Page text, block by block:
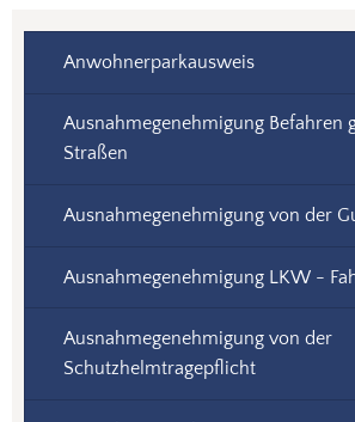
Anwohnerparkausweis
Ausnahmegenehmigung Befahren
Straßen
Ausnahmegenehmigung von der
Ausnahmegenehmigung LKW -
Ausnahmegenehmigung von der
Schutzhelmtragepflicht